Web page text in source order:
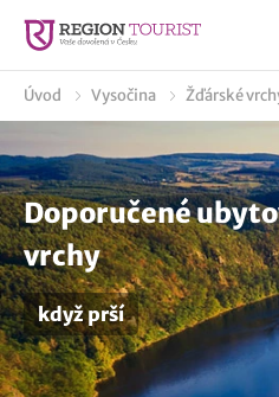
Úvod Vysočina Žďárské
Doporučené
vrchy
když prší